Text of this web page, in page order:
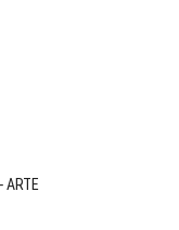
ARTE